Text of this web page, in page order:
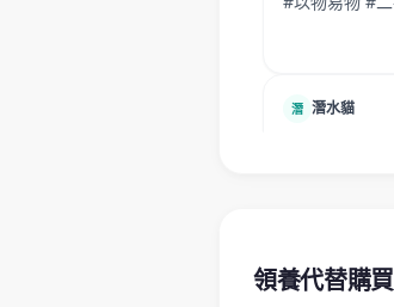
領養代替購買